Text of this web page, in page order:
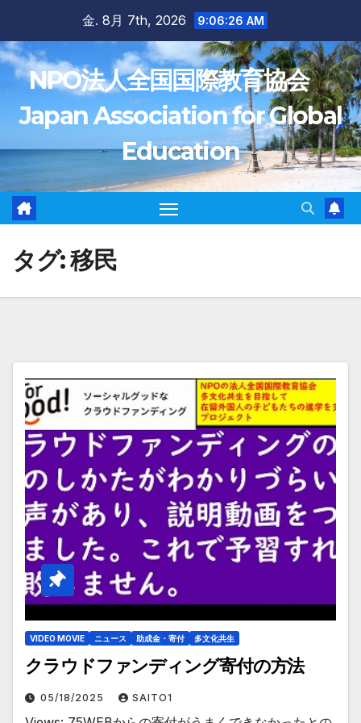
content
金. 8月 7th, 2026 9:06:27 AM
NPO法人全国国際教育協会
Japan Association for Global
Education
タグ:移民
VIDEO MOVIE ニュース 助成金・寄付 多文化共生
クラウドファンディング寄付の方法
05/18/2025 SAITO1